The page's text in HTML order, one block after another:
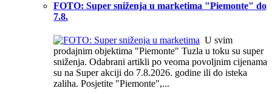
FOTO: Super sniženja u marketima "Piemonte" do
7.8.
U svim
prodajnim objektima "Piemonte" Tuzla u toku su super
sniženja. Odabrani artikli po veoma povoljnim cijenama
su na Super akciji do 7.8.2026. godine ili do isteka
zaliha. Posjetite "Piemonte",...